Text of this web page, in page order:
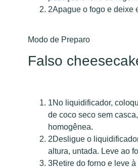
2Apague o fogo e deixe
Modo de Preparo
Falso
1No liquidificador,
de coco seco sem
homogênea.
2Desligue o
altura, untada. Leve ao
3Retire do forno e leve